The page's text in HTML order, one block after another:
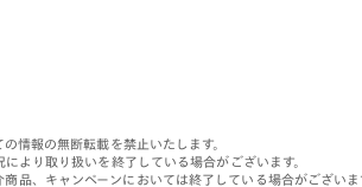
情報の無断転載を禁止いたします。
より取り扱いを終了している場合がございます。
品、キャンペーンにおいては終了している場合がございま